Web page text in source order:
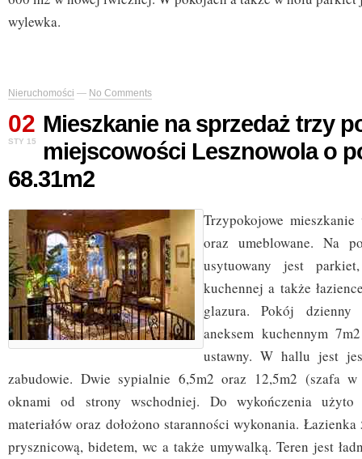
wylewka.
Nieruchomości — No Comments
02
STY 15
Mieszkanie na sprzedaż trzy
miejscowości Lesznowola o
68.31m2
Trzypokojowe
oraz umeblowane. Na
usytuowany jest
kuchennej a także
glazura. Pokój dzienny
aneksem kuchennym
ustawny. W hallu jest
zabudowie. Dwie sypialnie 6,5m2 oraz 12,5m2 (szafa w
oknami od strony wschodniej. Do wykończenia użyto
materiałów oraz dołożono staranności wykonania.
prysznicową, bidetem, wc a także umywalką. Teren jest